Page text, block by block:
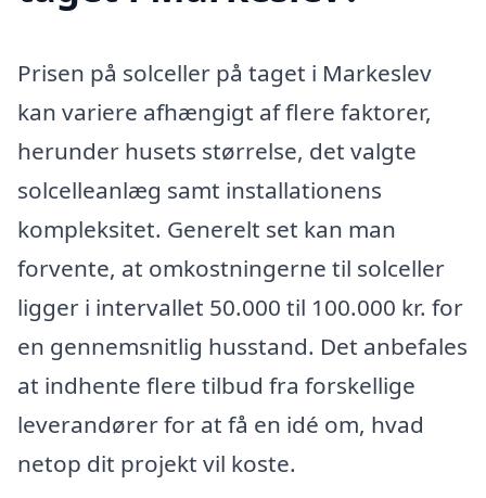
Prisen på solceller på taget i Markeslev
kan variere afhængigt af flere faktorer,
herunder husets størrelse, det valgte
solcelleanlæg samt installationens
kompleksitet. Generelt set kan man
forvente, at omkostningerne til solceller
ligger i intervallet 50.000 til 100.000 kr. for
en gennemsnitlig husstand. Det anbefales
at indhente flere tilbud fra forskellige
leverandører for at få en idé om, hvad
netop dit projekt vil koste.